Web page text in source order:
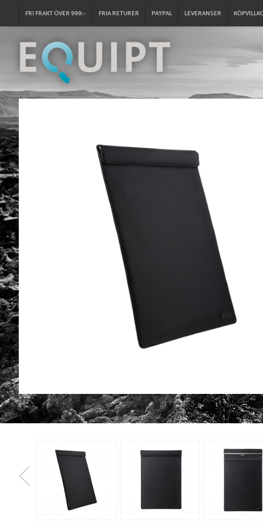
FRI FRAKT ÖVER 999:- FRIA RETURER PAYPAL LEVERANSER